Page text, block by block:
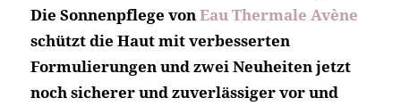
Die Sonnenpflege vonEau Thermale Avène
schützt die Haut mit verbesserten
Formulierungen und zwei Neuheiten jetzt
noch sicherer und zuverlässiger vor und